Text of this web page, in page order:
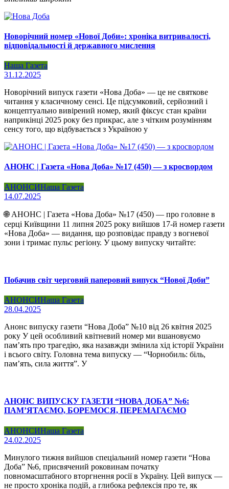
Новорічний номер «Нової Доби»: хроніка витривалості,
відповідальності й державного мислення
Наша Газета
31.12.2025
Новорічний випуск газети «Нова Доба» — це не святкове
читання у класичному сенсі. Це підсумковий, серйозний і
концептуально вивірений номер, який фіксує стан країни
наприкінці 2025 року без прикрас, але з чітким розумінням
сенсу того, що відбувається з Україною у
АНОНС | Газета «Нова Доба» №17 (450) — з кросвордом
АНОНСИНаша Газета
14.07.2025
🌐 АНОНС | Газета «Нова Доба» №17 (450) — про головне в
серці Київщини 11 липня 2025 року вийшов 17-й номер газети
«Нова Доба» — видання, що розповідає правду з вогневої
зони і тримає пульс регіону. У цьому випуску читайте:
Побачив світ черговий паперовий випуск “Нової Доби”
АНОНСИНаша Газета
28.04.2025
Анонс випуску газети “Нова Доба” №10 від 26 квітня 2025
року У цей особливий квітневий номер ми вшановуємо
пам’ять про трагедію, яка назавжди змінила хід історії України
і всього світу. Головна тема випуску — “Чорнобиль: біль,
пам’ять, сила життя”. У
АНОНС ВИПУСКУ ГАЗЕТИ “НОВА ДОБА” №6:
ПАМ’ЯТАЄМО, БОРЕМОСЯ, ПЕРЕМАГАЄМО
АНОНСИНаша Газета
24.02.2025
Минулого тижня вийшов спеціальний номер газети “Нова
Доба” №6, присвячений роковинам початку
повномасштабного вторгнення росії в Україну. Цей випуск —
не просто хроніка подій, а глибока рефлексія про те, як